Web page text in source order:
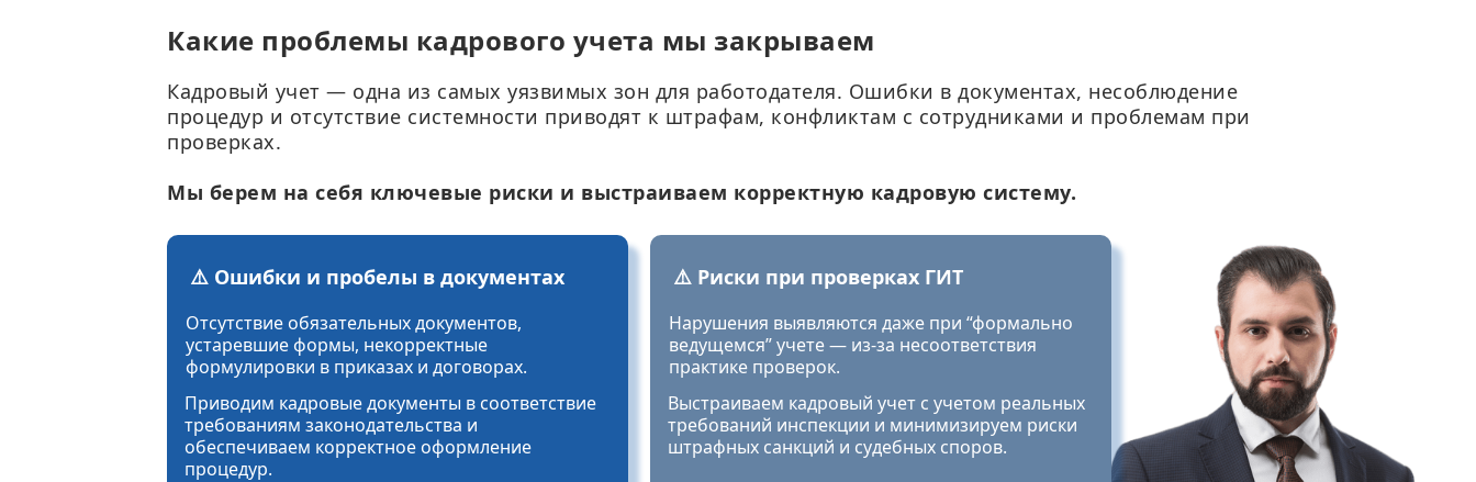
Приводим кадровые документы в соответствие
требованиям законодательства и
обеспечиваем корректное оформление
процедур.
⚠️ Ошибки и пробелы в документах
Отсутствие обязательных документов,
устаревшие формы, некорректные
формулировки в приказах и договорах.
Выстраиваем кадровый учет с учетом реальных
требований инспекции и минимизируем риски
штрафных санкций и судебных споров.
⚠️ Риски при проверках ГИТ
Нарушения выявляются даже при “формально
ведущемся” учете — из-за несоответствия
практике проверок.
Кадровый учет — одна из самых уязвимых зон для работодателя. Ошибки в документах, несоблюдение
процедур и отсутствие системности приводят к штрафам, конфликтам с сотрудниками и проблемам при
проверках.
Мы берем на себя ключевые риски и выстраиваем корректную кадровую систему.
Какие проблемы кадрового учета мы закрываем